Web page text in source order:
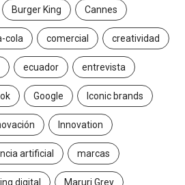
Burger King Cannes
cola comercial creatividad
ecuador entrevista
Google Iconic brands
Innovation
artificial marcas
digital Maruri Grey